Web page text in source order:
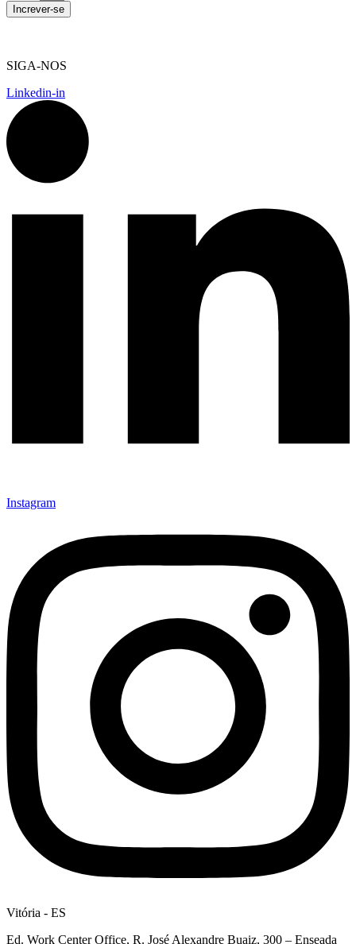
Increver-se
SIGA-NOS
Linkedin-in
Instagram
Vitória - ES
Ed. Work Center Office, R. José Alexandre Buaiz, 300 – Enseada